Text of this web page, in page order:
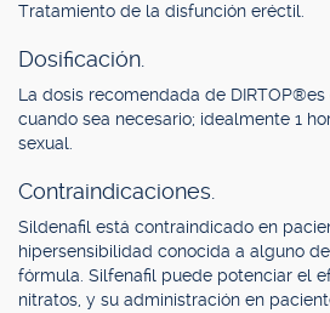
Tratamiento de la disfunción eréctil.
Dosificación.
La dosis recomendada de
cuando sea necesario; idealmente 1
sexual.
Contraindicaciones.
Sildenafil está contraindicado en
hipersensibilidad conocida a alguno
fórmula. Silfenafil puede potenciar el
nitratos, y su administración en